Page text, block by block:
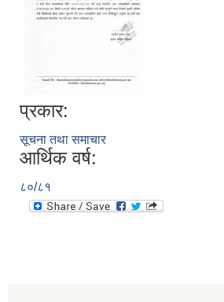
प्रकार:
सूचना तथा समाचार
आर्थिक वर्ष:
८०/८१